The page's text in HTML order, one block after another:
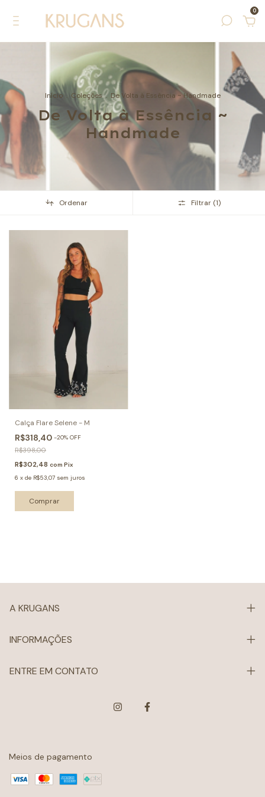
0
Início . Coleções . De Volta à Essência ~ Handmade
De Volta à Essência ~
Handmade
Ordenar Filtrar (1)
Calça Flare Selene - M
R$318,40 -20% OFF
R$398,00
R$302,48 com Pix
6 x de R$53,07 sem juros
Comprar
A KRUGANS
INFORMAÇÕES
ENTRE EM CONTATO
Meios de pagamento